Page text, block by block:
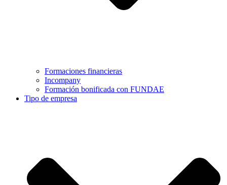
Formaciones financieras
Incompany
Formación bonificada con FUNDAE
Tipo de empresa